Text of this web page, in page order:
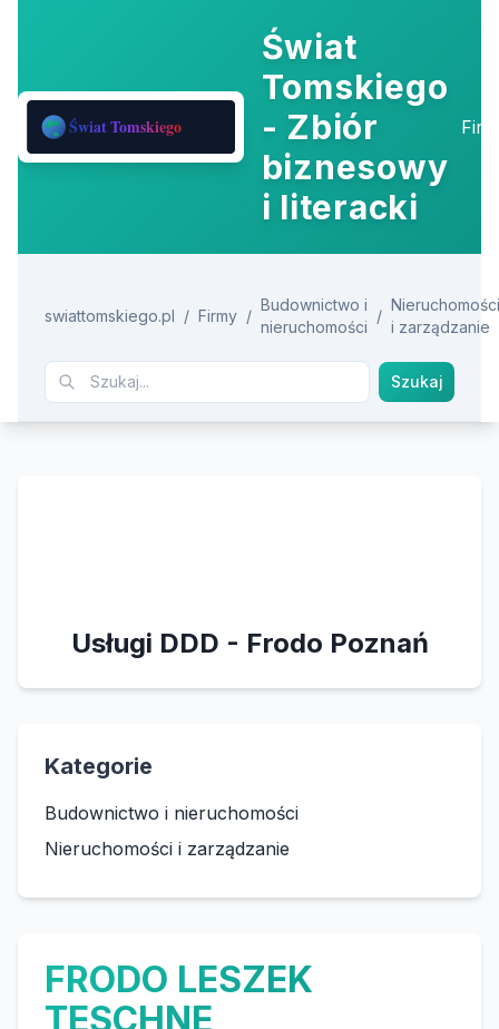
Świat
Tomskiego
- Zbiór
biznesowy
i literacki
swiattomskiego.pl / Firmy /
Budownictwo i
nieruchomości
/
Nieruchomości
i zarządzanie
Szukaj
Usługi DDD - Frodo Poznań
Kategorie
Budownictwo i nieruchomości
Nieruchomości i zarządzanie
FRODO LESZEK
TESCHNE